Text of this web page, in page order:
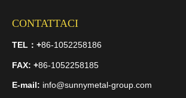
CONTATTACI
TEL： +86-1052258186
FAX: +86-1052258185
E-mail: info@sunnymetal-group.com